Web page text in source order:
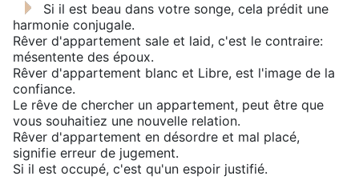
Si il est beau dans votre songe, cela prédit une
harmonie conjugale.
Rêver d'appartement sale et laid, c'est le contraire:
mésentente des époux.
Rêver d'appartement blanc et Libre, est l'image de la
confiance.
Le rêve de chercher un appartement, peut être que
vous souhaitiez une nouvelle relation.
Rêver d'appartement en désordre et mal placé,
signifie erreur de jugement.
Si il est occupé, c'est qu'un espoir justifié.